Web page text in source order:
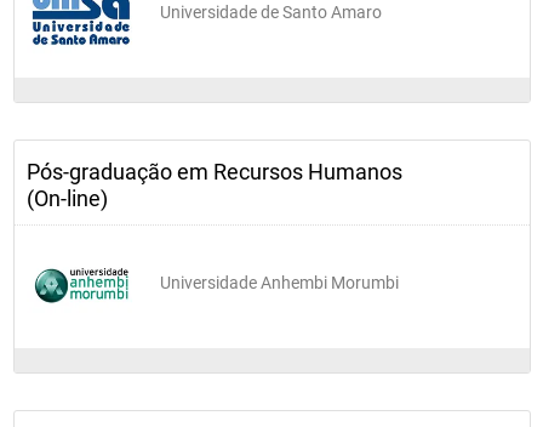
Universidade de Santo Amaro
Pós-graduação em Recursos Humanos
(On-line)
Universidade Anhembi Morumbi